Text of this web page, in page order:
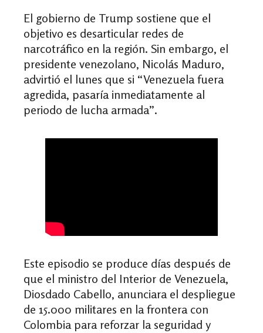
El gobierno de Trump sostiene que el
objetivo es desarticular redes de
narcotráfico en la región. Sin embargo, el
presidente venezolano, Nicolás Maduro,
advirtió el lunes que si “Venezuela fuera
agredida, pasaría inmediatamente al
periodo de lucha armada”.
Este episodio se produce días después de
que el ministro del Interior de Venezuela,
Diosdado Cabello, anunciara el despliegue
de 15.000 militares en la frontera con
Colombia para reforzar la seguridad y